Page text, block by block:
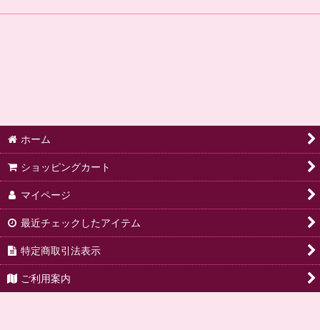
ホーム
ショッピングカート
マイページ
最近チェックしたアイテム
特定商取引法表示
ご利用案内